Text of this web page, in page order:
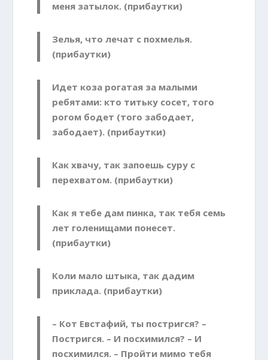
меня затылок. (прибаутки)
Зелья, что лечат с похмелья.
(прибаутки)
Идет коза рогатая за малыми
ребятами: кто титьку сосет, того
рогом бодет (того забодает,
забодает). (прибаутки)
Как хвачу, так запоешь суру с
перехватом. (прибаутки)
Как я тебе дам пинка, так тебя семь
лет голенищами понесет.
(прибаутки)
Коли мало штыка, так дадим
приклада. (прибаутки)
– Кот Евстафий, ты постригся? –
Постригся. – И посхимился? – И
посхимился. – Пройти мимо тебя